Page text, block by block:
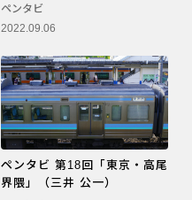
ペンタビ
2022.09.06
ペンタビ 第18回「東京・高尾
界隈」（三井 公一）